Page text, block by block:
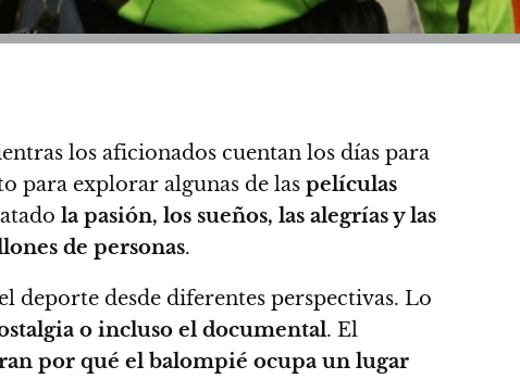
los aficionados cuentan los días para
para explorar algunas de las películas
la pasión, los sueños, las alegrías y las
de personas.
deporte desde diferentes perspectivas. Lo
o incluso el documental. El
por qué el balompié ocupa un lugar